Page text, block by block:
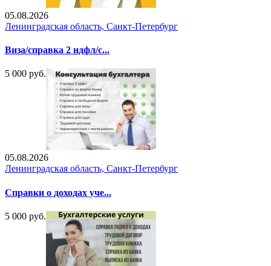
05.08.2026
Ленинградская область, Санкт-Петербург
Виза/справка 2 ндфл/с...
5 000 руб.
05.08.2026
Ленинградская область, Санкт-Петербург
Справки о доходах уче...
5 000 руб.